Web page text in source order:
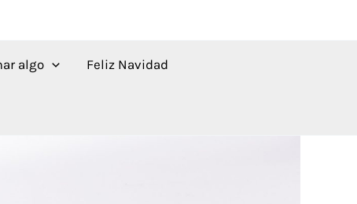
algo Feliz Navidad